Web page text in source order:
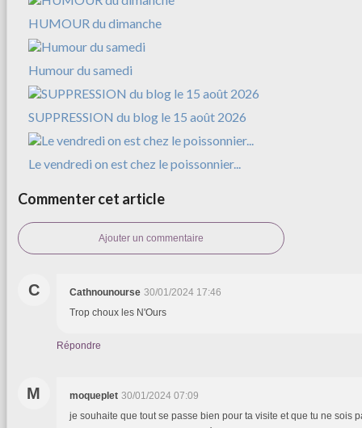
HUMOUR du dimanche
Humour du samedi
SUPPRESSION du blog le 15 août 2026
Le vendredi on est chez le poissonnier...
Commenter cet article
Ajouter un commentaire
C Cathnounourse 30/01/2024 17:46
Trop choux les N'Ours
Répondre
M moqueplet 30/01/2024 07:09
je souhaite que tout se passe bien pour ta visite et que tu ne sois